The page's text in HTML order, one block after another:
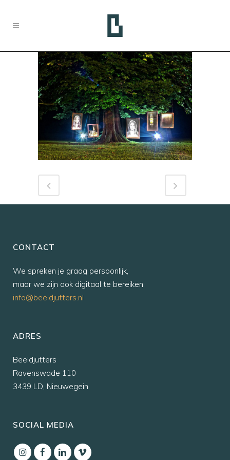
CONTACT
We spreken je graag persoonlijk,
maar we zijn ook digitaal te bereiken:
info@beeldjutters.nl
ADRES
Beeldjutters
Ravenswade 110
3439 LD, Nieuwegein
SOCIAL MEDIA